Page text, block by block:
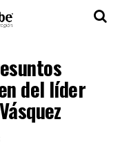
del líder